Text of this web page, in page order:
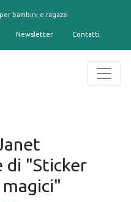
bambini e ragazzi
Newsletter Contatti
di "Sticker